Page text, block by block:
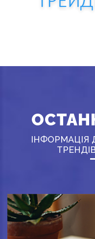
ІНФОРМАЦІЯ